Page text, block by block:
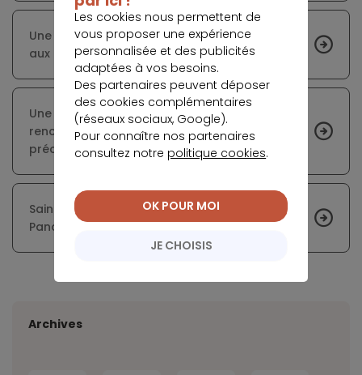
Une Citroën 2CV Charleston quasi neuve mise
aux enchères
Une épicerie sociale mobile vient à la
rencontre des Amiénois en situation de
précarité
Saint-Gobain poursuit son extension et intègre
Panofrance dans son giron
Archives
Les cookies nous permettent de
vous proposer une expérience
personnalisée et des publicités
adaptées à vos besoins.
Des partenaires peuvent déposer
des cookies complémentaires
(réseaux sociaux, Google).
Pour connaître nos partenaires
consultez notre politique cookies.
JE CHOISIS
OK POUR MOI